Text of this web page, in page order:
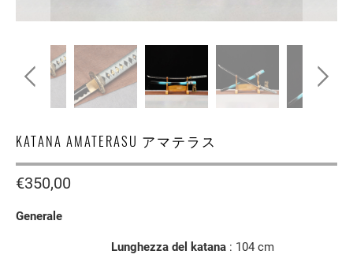
KATANA AMATERASU アマテラス
€350,00
Generale
Lunghezza del katana: 104cm